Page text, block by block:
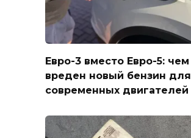
Евро-3 вместо Евро-5: чем
вреден новый бензин для
современных двигателей